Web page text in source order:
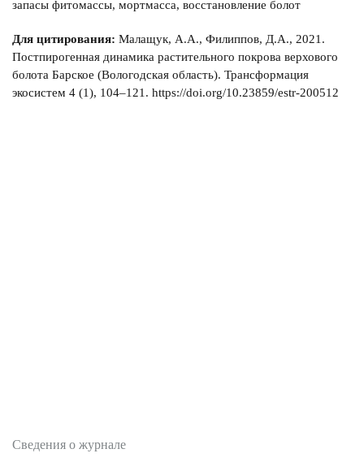
запасы фитомассы, мортмасса, восстановление болот
Для цитирования: Малащук, А.А., Филиппов, Д.А., 2021.
Постпирогенная динамика растительного покрова верхового
болота Барское (Вологодская область). Трансформация
экосистем 4 (1), 104–121. https://doi.org/10.23859/estr-200512
Сведения о журнале